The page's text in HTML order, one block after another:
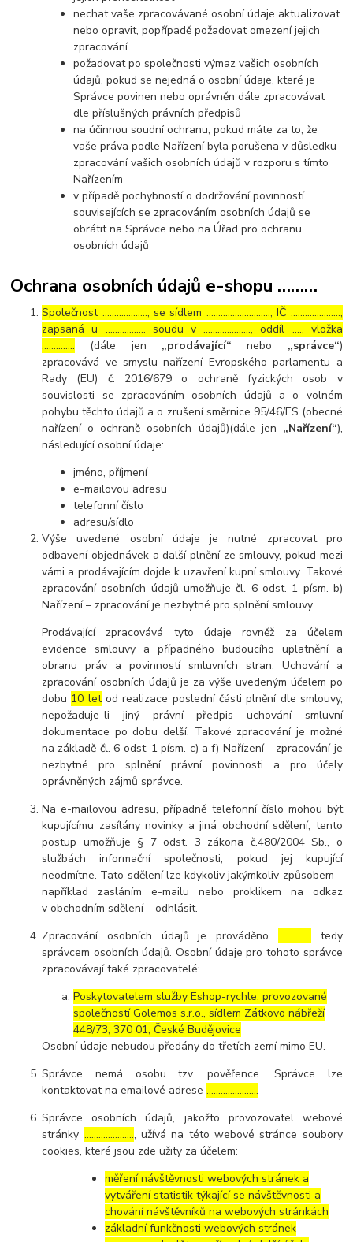
nechat vaše zpracovávané osobní údaje aktualizovat
nebo opravit, popřípadě požadovat omezení jejich
zpracování
požadovat po společnosti výmaz vašich osobních
údajů, pokud se nejedná o osobní údaje, které je
Správce povinen nebo oprávněn dále zpracovávat
dle příslušných právních předpisů
na účinnou soudní ochranu, pokud máte za to, že
vaše práva podle Nařízení byla porušena v důsledku
zpracování vašich osobních údajů v rozporu s tímto
Nařízením
v případě pochybností o dodržování povinností
souvisejících se zpracováním osobních údajů se
obrátit na Správce nebo na Úřad pro ochranu
osobních údajů
Ochrana osobních údajů e-shopu ………
Společnost ………………., se sídlem ………………………, IČ …………………,
zapsaná u …………….. soudu v ……………….., oddíl …., vložka
………….. (dále jen „prodávající“ nebo „správce“)
zpracovává ve smyslu nařízení Evropského parlamentu a
Rady (EU) č. 2016/679 o ochraně fyzických osob v
souvislosti se zpracováním osobních údajů a o volném
pohybu těchto údajů a o zrušení směrnice 95/46/ES (obecné
nařízení o ochraně osobních údajů)(dále jen „Nařízení“),
následující osobní údaje:
jméno, příjmení
e-mailovou adresu
telefonní číslo
adresu/sídlo
Výše uvedené osobní údaje je nutné zpracovat pro
odbavení objednávek a další plnění ze smlouvy, pokud mezi
vámi a prodávajícím dojde k uzavření kupní smlouvy. Takové
zpracování osobních údajů umožňuje čl. 6 odst. 1 písm. b)
Nařízení – zpracování je nezbytné pro splnění smlouvy.
Prodávající zpracovává tyto údaje rovněž za účelem
evidence smlouvy a případného budoucího uplatnění a
obranu práv a povinností smluvních stran. Uchování a
zpracování osobních údajů je za výše uvedeným účelem po
dobu 10 letod realizace poslední části plnění dle smlouvy,
nepožaduje-li jiný právní předpis uchování smluvní
dokumentace po dobu delší. Takové zpracování je možné
na základě čl. 6 odst. 1 písm. c) a f) Nařízení – zpracování je
nezbytné pro splnění právní povinnosti a pro účely
oprávněných zájmů správce.
Na e-mailovou adresu, případně telefonní číslo mohou být
kupujícímu zasílány novinky a jiná obchodní sdělení, tento
postup umožňuje § 7 odst. 3 zákona č.480/2004 Sb., o
službách informační společnosti, pokud jej kupující
neodmítne. Tato sdělení lze kdykoliv jakýmkoliv způsobem –
například zasláním e-mailu nebo proklikem na odkaz
v obchodním sdělení – odhlásit.
Zpracování osobních údajů je prováděno………….. tedy
správcem osobních údajů. Osobní údaje pro tohoto správce
zpracovávají také zpracovatelé:
Poskytovatelem služby Eshop-rychle, provozované
společností Golemos s.r.o., sídlem Zátkovo nábřeží
448/73, 370 01, České Budějovice
Osobní údaje nebudou předány do třetích zemí mimo EU.
Správce nemá osobu tzv. pověřence. Správce lze
kontaktovat na emailové adrese………………….
Správce osobních údajů, jakožto provozovatel webové
stránky …………………, užívá na této webové stránce soubory
cookies, které jsou zde užity za účelem:
měření návštěvnosti webových stránek a
vytváření statistik týkající se návštěvnosti a
chování návštěvníků na webových stránkách
základní funkčnosti webových stránek